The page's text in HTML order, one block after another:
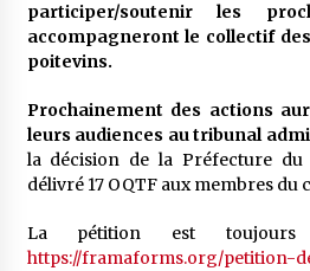
participer/soutenir les
accompagneront le collectif
poitevins.
Prochainement des actions
leurs audiences au tribunal
la décision de la Préfecture
délivré 17 OQTF aux membres du
La pétition est
https://framaforms.org/petition-